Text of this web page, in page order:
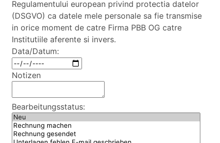
Regulamentului european privind protectia datelor
(DSGVO) ca datele mele personale sa fie transmise
in orice moment de catre Firma PBB OG catre
Institutiile aferente si invers.
Data/Datum:
Notizen
Bearbeitungsstatus: